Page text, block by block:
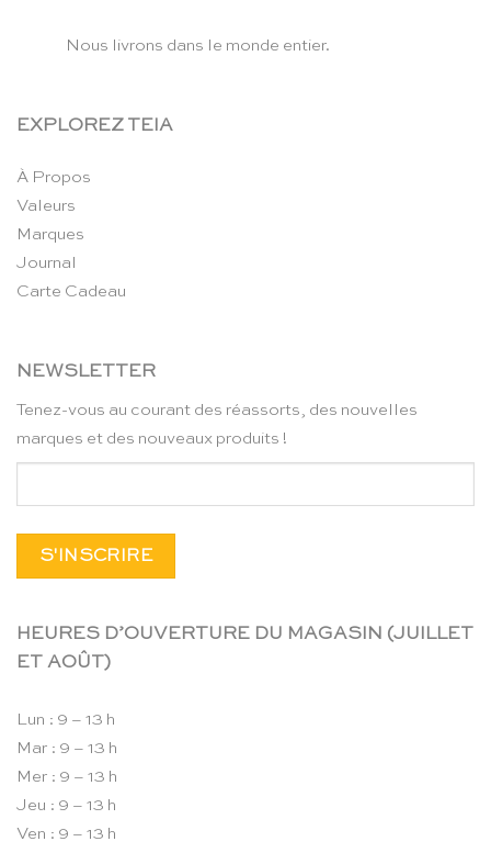
Nous livrons dans le monde entier.
EXPLOREZ TEIA
À Propos
Valeurs
Marques
Journal
Carte Cadeau
NEWSLETTER
Tenez-vous au courant des réassorts, des nouvelles
marques et des nouveaux produits !
HEURES D’OUVERTURE DU MAGASIN (JUILLET
ET AOÛT)
Lun : 9 – 13 h
Mar : 9 – 13 h
Mer : 9 – 13 h
Jeu : 9 – 13 h
Ven : 9 – 13 h